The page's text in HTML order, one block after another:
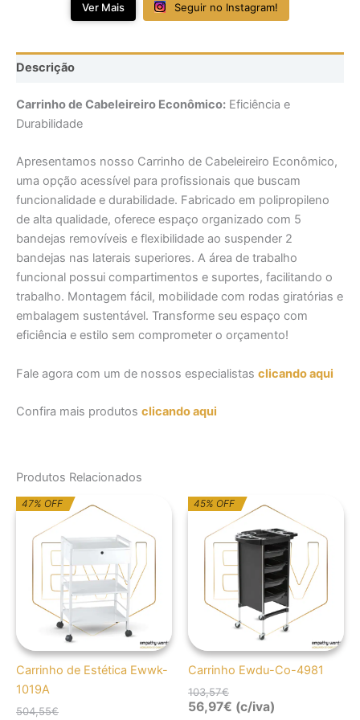
Ver Mais Seguir no Instagram!
Descrição
Carrinho de Cabeleireiro Econômico: Eficiência e
Durabilidade
Apresentamos nosso Carrinho de Cabeleireiro Econômico,
uma opção acessível para profissionais que buscam
funcionalidade e durabilidade. Fabricado em polipropileno
de alta qualidade, oferece espaço organizado com 5
bandejas removíveis e flexibilidade ao suspender 2
bandejas nas laterais superiores. A área de trabalho
funcional possui compartimentos e suportes, facilitando o
trabalho. Montagem fácil, mobilidade com rodas giratórias e
embalagem sustentável. Transforme seu espaço com
eficiência e estilo sem comprometer o orçamento!
Fale agora com um de nossos especialistas clicando aqui
Confira mais produtos clicando aqui
Produtos Relacionados
47% OFF
Carrinho de Estética Ewwk-
1019A
504,55€
O
preço
original
era:
504,55€.
O
preço
atual
é:
266,63€.
45% OFF
Carrinho Ewdu-Co-4981
103,57€
O
preço
original
era:
103,57€.
O
preço
atual
é:
56,97€.
56,97€ (c/iva)